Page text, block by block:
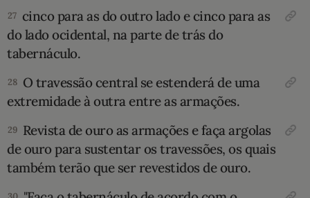
27 cinco para as do outro lado e cinco para as
do lado ocidental, na parte de trás do
tabernáculo.
28 O travessão central se esten­derá de uma
extremidade à outra entre as arma­ções.
29 Revista de ouro as armações e faça argo­las
de ouro para sustentar os travessões, os qua­is
também terão que ser revestidos de ouro.